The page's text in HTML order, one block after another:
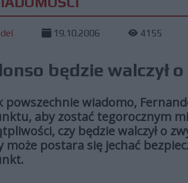
del 19.10.2006 4155
będzie walczył
powszechnie wiadomo,
aby zostać tegorocznym
czy będzie walczył o
może postara się jechać